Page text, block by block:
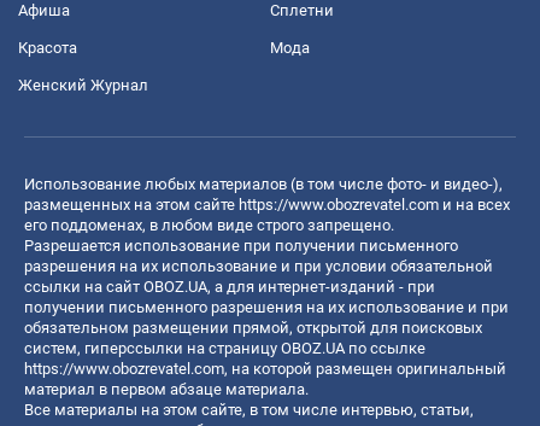
Афиша Сплетни
Красота Мода
Женский Журнал
Использование любых материалов (в том числе фото- и видео-),
размещенных на этом сайте https://www.obozrevatel.com и на всех
его поддоменах, в любом виде строго запрещено.
Разрешается использование при получении письменного
разрешения на их использование и при условии обязательной
ссылки на сайт OBOZ.UA, а для интернет-изданий - при
получении письменного разрешения на их использование и при
обязательном размещении прямой, открытой для поисковых
систем, гиперссылки на страницу OBOZ.UA по ссылке
https://www.obozrevatel.com, на которой размещен оригинальный
материал в первом абзаце материала.
Все материалы на этом сайте, в том числе интервью, статьи,